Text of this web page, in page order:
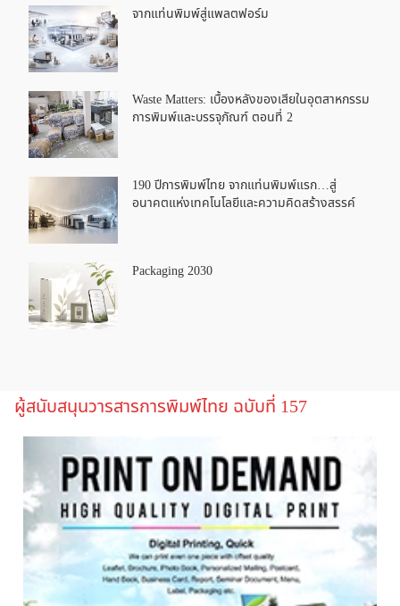
จากแท่นพิมพ์สู่แพลตฟอร์ม
Waste Matters: เบื้องหลังของเสียในอุตสาหกรรม
การพิมพ์และบรรจุภัณฑ์ ตอนที่ 2
190 ปีการพิมพ์ไทย จากแท่นพิมพ์แรก…สู่
อนาคตแห่งเทคโนโลยีและความคิดสร้างสรรค์
Packaging 2030
ผู้สนับสนุนวารสารการพิมพ์ไทย ฉบับที่ 157